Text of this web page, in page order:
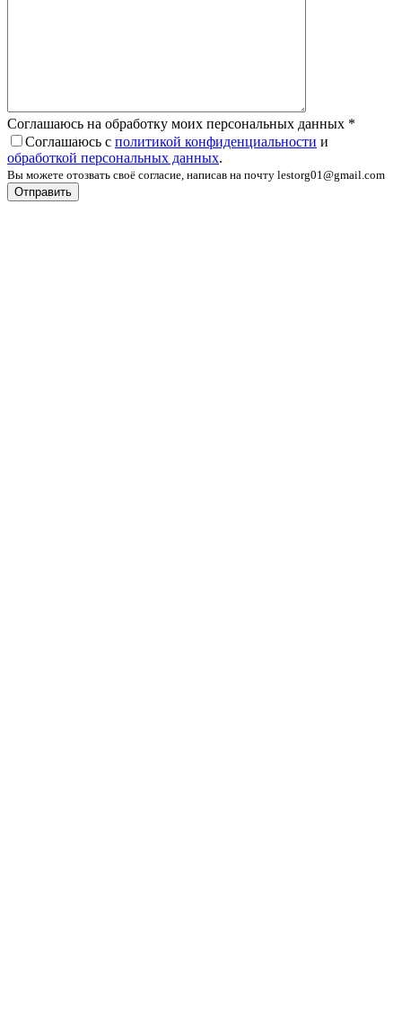
Соглашаюсь на обработку моих персональных данных *
Соглашаюсь с политикой конфиденциальности и
обработкой персональных данных.
Вы можете отозвать своё согласие, написав на почту lestorg01@gmail.com